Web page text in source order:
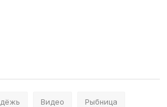
Видео Рыбница